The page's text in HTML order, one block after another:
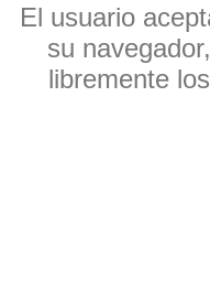
El usuario
su
libremente